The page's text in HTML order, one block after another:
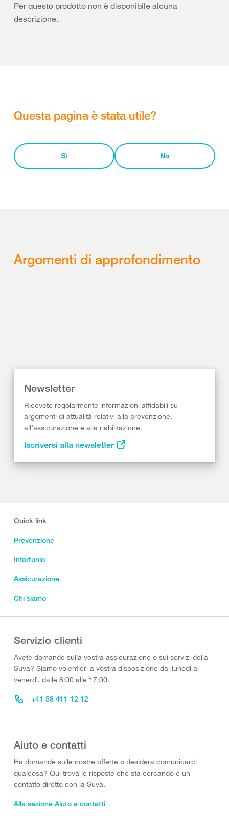
Per questo prodotto non è disponibile alcuna
descrizione.
Questa pagina è stata utile?
Sì No
Argomenti di approfondimento
Newsletter
Ricevete regolarmente informazioni affidabili su
argomenti di attualità relativi alla prevenzione,
all’assicurazione e alla riabilitazione.
Iscriversi alla newsletter
Quick link
Prevenzione
Infortunio
Assicurazione
Chi siamo
Servizio clienti
Avete domande sulla vostra assicurazione o sui servizi della
Suva? Siamo volentieri a vostra disposizione dal lunedì al
venerdì, dalle 8:00 alle 17:00.
+41 58 411 12 12
Aiuto e contatti
Ha domande sulle nostre offerte o desidera comunicarci
qualcosa? Qui trova le risposte che sta cercando e un
contatto diretto con la Suva.
Alla sezione Aiuto e contatti